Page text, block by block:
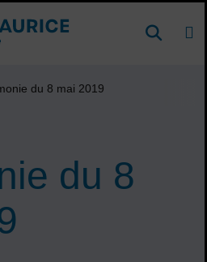
DE
du 8
du 8 mai 2019